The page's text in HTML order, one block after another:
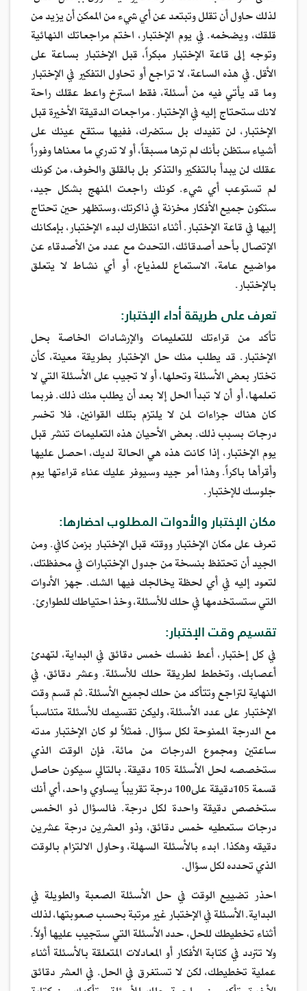
لذلك حاول أن تقلل وتبتعد عن أي شيء من الممكن أن يزيد من
قلقك، ويضخمه. في يوم الإختبار، اختم مراجعاتك النهائية
وتوجه إلى قاعة الإختبار مبكراً، قبل الإختبار بساعة على
الأقل. في هذه الساعة، لا تراجع أو تحاول التفكير في الإختبار
وما قد يأتي فيه من أسئلة، فقط استرخ واعط عقلك راحة
لانك ستحتاج إليه في الإختبار. مراجعات الدقيقة الأخيرة قبل
الإختبار، لن تفيدك بل ستضرك، ففيها ستقع عينك على
أشياء ستظن بأنك لم ترها مسبقاً، أو لا تدري ما معناها وفوراً
عقلك لن يبدأ بالتفكير والتذكر بل بالقلق والخوف، من كونك
لم تستوعب أي شيء. كونك راجعت المنهج بشكل جيد،
ستكون جميع الأفكار مخزنة في ذاكرتك، وستظهر حين تحتاج
إليها في قاعة الإختبار. أثناء انتظارك لبدء الإختبار، بإمكانك
الإتصال بأحد أصدقائك، التحدث مع عدد من الأصدقاء عن
مواضيع عامة، الاستماع للمذياع، أو أي نشاط لا يتعلق
بالإختبار.
تعرف على طريقة أداء الإختبار:
تأكد من قراءتك للتعليمات والإرشادات الخاصة بحل
الإختبار. قد يطلب منك حل الإختبار بطريقة معينة، كأن
تختار بعض الأسئلة وتحلها، أو لا تجيب على الأسئلة التي لا
تعلمها، أو أن لا تبدأ الحل إلا بعد أن يطلب منك ذلك. فربما
كان هناك جزاءات لمن لا يلتزم بتلك القوانين، فلا تخسر
درجات بسبب ذلك. بعض الأحيان هذه التعليمات تنشر قبل
يوم الإختبار، إذا كانت هذه هي الحالة لديك، احصل عليها
وأقرأها باكراً. وهذا أمر جيد وسيوفر عليك عناء قراءتها يوم
جلوسك للإختبار.
مكان الإختبار والأدوات المطلوب احضارها:
تعرف على مكان الإختبار ووقته قبل الإختبار بزمن كافي. ومن
الجيد أن تحتفظ بنسخة من جدول الإختبارات في محفظتك،
لتعود إليه في أي لحظة يخالجك فيها الشك. جهز الأدوات
التي ستستخدمها في حلك للأسئلة، وخذ احتياطك للطوارئ.
تقسيم وقت الإختبار:
في كل إختبار، أعط نفسك خمس دقائق في البداية، لتهدئ
أعصابك، وتخطط لطريقة حلك للأسئلة. وعشر دقائق، في
النهاية لتراجع وتتأكد من حلك لجميع الأسئلة. ثم قسم وقت
الإختبار على عدد الأسئلة، وليكن تقسيمك للأسئلة متناسباً
مع الدرجة الممنوحة لكل سؤال. فمثلاً لو كان الإختبار مدته
ساعتين ومجموع الدرجات من مائة، فإن الوقت الذي
ستخصصه لحل الأسئلة 105 دقيقة. بالتالي سيكون حاصل
قسمة 105دقيقة على100 درجة تقريباً يساوي واحد، أي أنك
ستخصص دقيقة واحدة لكل درجة. فالسؤال ذو الخمس
درجات ستعطيه خمس دقائق، وذو العشرين درجة عشرين
دقيقه وهكذا. ابدء بالأسئلة السهلة، وحاول الالتزام بالوقت
الذي تحدده لكل سؤال.
احذر تضييع الوقت في حل الأسئلة الصعبة والطويلة في
البداية. الأسئلة في الإختبار غير مرتبة بحسب صعوبتها، لذلك
أثناء تخطيطك للحل، حدد الأسئلة التي ستجيب عليها أولاً.
ولا تتردد في كتابة الأفكار أو المعادلات المتعلقة بالأسئلة أثناء
عملية تخطيطك، لكن لا تستغرق في الحل. في العشر دقائق